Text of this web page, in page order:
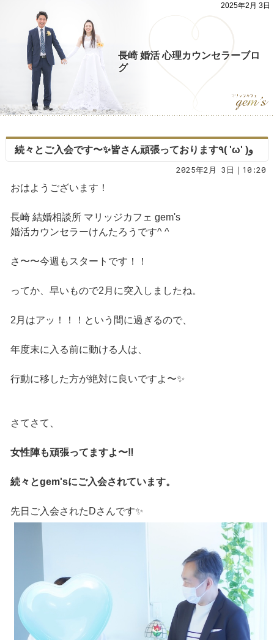
2025年2月 3日
長崎 婚活 心理カウンセラーブロ
グ
続々とご入会です〜✨皆さん頑張っております٩( 'ω' )و
2025年2月 3日｜10:20
おはようございます！
長崎 結婚相談所 マリッジカフェ gem's
婚活カウンセラーけんたろうです^ ^
さ〜〜今週もスタートです！！
ってか、早いもので2月に突入しましたね。
2月はアッ！！！という間に過ぎるので、
年度末に入る前に動ける人は、
行動に移した方が絶対に良いですよ〜✨
さてさて、
女性陣も頑張ってますよ〜‼️
続々とgem'sにご入会されています。
先日ご入会されたDさんです✨